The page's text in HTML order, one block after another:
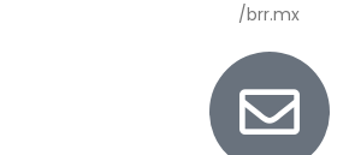
/brr.mx